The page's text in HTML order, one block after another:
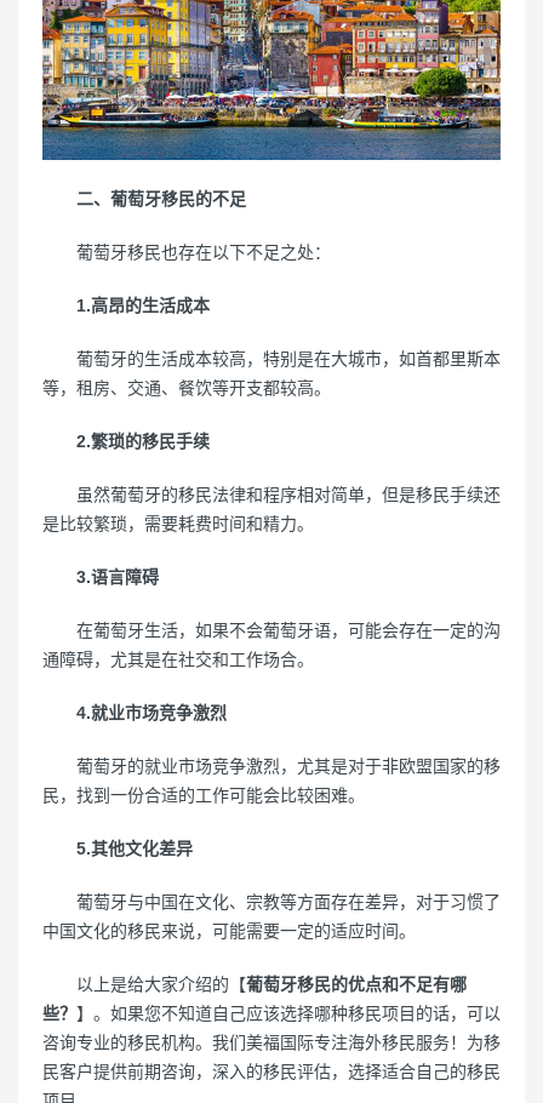
二、葡萄牙移民的不足
葡萄牙移民也存在以下不足之处：
1.高昂的生活成本
葡萄牙的生活成本较高，特别是在大城市，如首都里斯本
等，租房、交通、餐饮等开支都较高。
2.繁琐的移民手续
虽然葡萄牙的移民法律和程序相对简单，但是移民手续还
是比较繁琐，需要耗费时间和精力。
3.语言障碍
在葡萄牙生活，如果不会葡萄牙语，可能会存在一定的沟
通障碍，尤其是在社交和工作场合。
4.就业市场竞争激烈
葡萄牙的就业市场竞争激烈，尤其是对于非欧盟国家的移
民，找到一份合适的工作可能会比较困难。
5.其他文化差异
葡萄牙与中国在文化、宗教等方面存在差异，对于习惯了
中国文化的移民来说，可能需要一定的适应时间。
以上是给大家介绍的【葡萄牙移民的优点和不足有哪
些？ 】。如果您不知道自己应该选择哪种移民项目的话，可以
咨询专业的移民机构。我们美福国际专注海外移民服务！为移
民客户提供前期咨询，深入的移民评估，选择适合自己的移民